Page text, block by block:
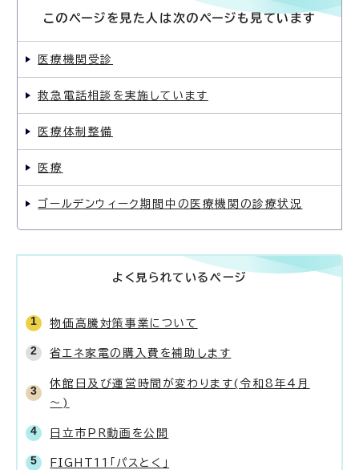
このページを見た人は次のページも見ています
医療機関受診
救急電話相談を実施しています
医療体制整備
医療
ゴールデンウィーク期間中の医療機関の診療状況
よく見られているページ
物価高騰対策事業について
省エネ家電の購入費を補助します
休館日及び運営時間が変わります(令和8年4月
～)
日立市PR動画を公開
FIGHT11「パスとく」